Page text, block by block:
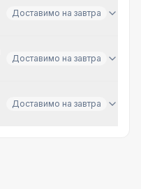
Доставимо на завтра
Доставимо на завтра
Доставимо на завтра